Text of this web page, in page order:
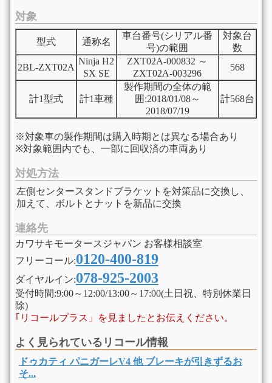
対象
型式 通称名
車台番号(シリアル番
号)の範囲
対象台
数
2BL-ZXT02A
Ninja H2
SX SE
ZXT02A-000832 ～
ZXT02A-003296
568
計1型式 計1車種
製作期間の全体の範
囲:2018/01/08～
2018/07/19
計568台
※対象車の製作期間は購入時期とは異なる場合あり
※対象範囲内でも、一部に回収済の車両あり
対処方法
左側センタースタンドブラケットを対策品に交換し、
加えて、ボルトとナットを新品に交換
連絡先
カワサキモータースジャパン お客様相談室
フリーコール:0120-400-819
ダイヤルイン:078-925-2003
受付時間:9:00～12:00/13:00～17:00(土日祝、特別休業日
除)
｢リコールプラス」を見ましたとお伝えください。
よく見られているリコール情報
ドゥカティ パニガーレV4 他 ブレーキが引きずるお
そ...